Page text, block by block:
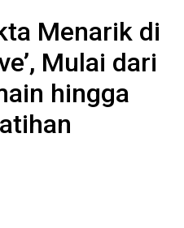
Menarik di
Mulai dari
hingga